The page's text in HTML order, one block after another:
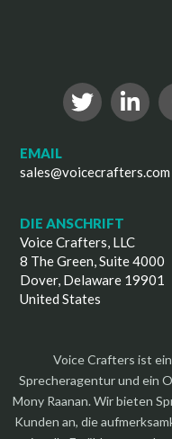
EMAIL
sales@voicecrafters.com
DIE ANSCHRIFT
Voice Crafters, LLC
8 The Green, Suite 4000
Dover, Delaware 19901
United States
Voice Crafters ist
Sprecheragentur und ein
Mony Raanan. Wir bieten
Kunden an, die